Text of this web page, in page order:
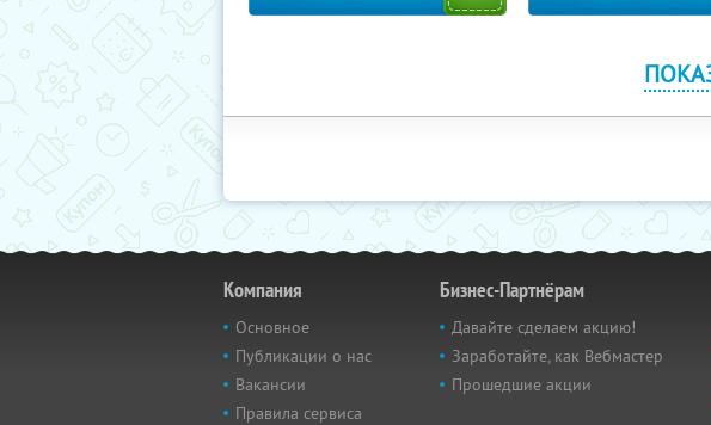
Компания
Основное
Публикации о нас
Вакансии
Правила сервиса
Бизнес-Партнёрам
Давайте сделаем акцию!
Заработайте, как Вебмастер
Прошедшие акции